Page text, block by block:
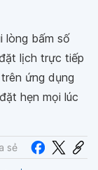
lòng bấm số
lịch trực tiếp
ứng dụng
hẹn mọi lúc
sẻ